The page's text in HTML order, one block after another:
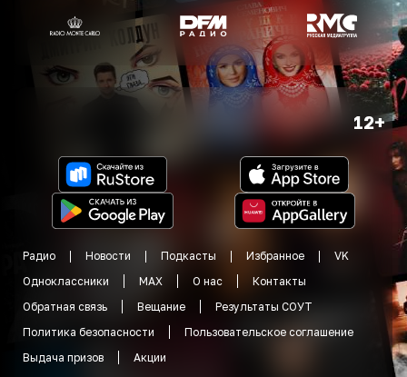
12+
Радио Новости Подкасты Избранное
VK
Одноклассники
MAX О нас
Контакты
Обратная связь
Вещание
Результаты СОУТ
Политика безопасности
Пользовательское соглашение
Выдача призов
Акции